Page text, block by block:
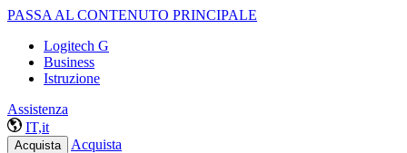
PASSA AL CONTENUTO PRINCIPALE
Logitech G
Business
Istruzione
Assistenza
IT,it
Acquista Acquista